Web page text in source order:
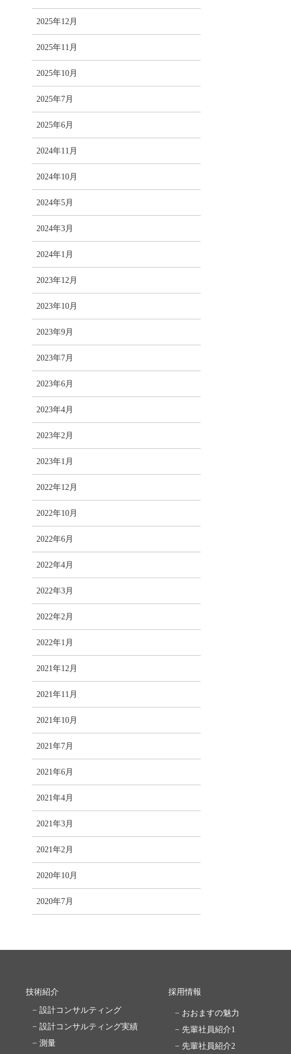
2025年12月
2025年11月
2025年10月
2025年7月
2025年6月
2024年11月
2024年10月
2024年5月
2024年3月
2024年1月
2023年12月
2023年10月
2023年9月
2023年7月
2023年6月
2023年4月
2023年2月
2023年1月
2022年12月
2022年10月
2022年6月
2022年4月
2022年3月
2022年2月
2022年1月
2021年12月
2021年11月
2021年10月
2021年7月
2021年6月
2021年4月
2021年3月
2021年2月
2020年10月
2020年7月
技術紹介
− 設計コンサルティング
− 設計コンサルティング実績
− 測量
採用情報
− おおますの魅力
− 先輩社員紹介1
− 先輩社員紹介2